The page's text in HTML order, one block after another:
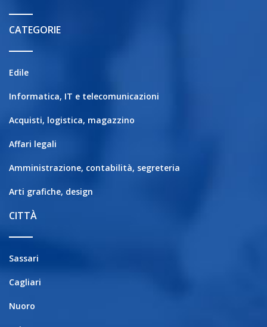
CATEGORIE
Edile
Informatica, IT e telecomunicazioni
Acquisti, logistica, magazzino
Affari legali
Amministrazione, contabilità, segreteria
Arti grafiche, design
CITTÀ
Sassari
Cagliari
Nuoro